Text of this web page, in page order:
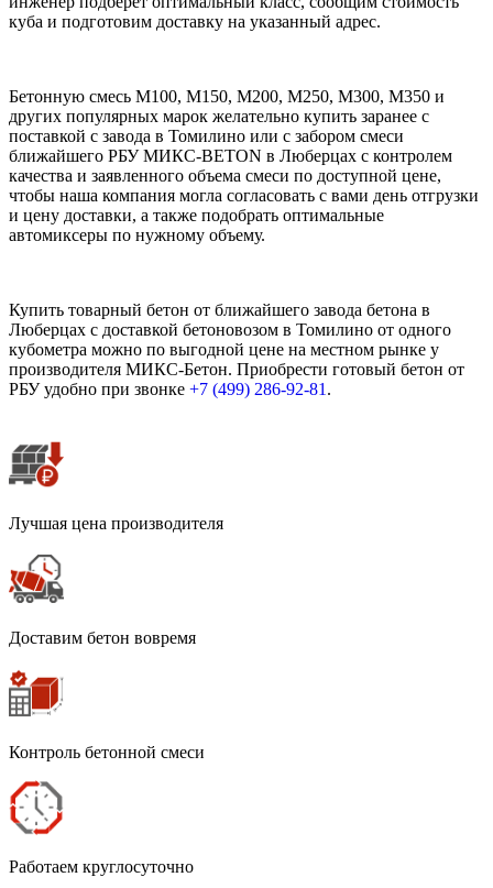
куба и подготовим доставку на указанный адрес.
Бетонную смесь М100, М150, М200, М250, М300, М350 и
других популярных марок желательно купить заранее с
поставкой с завода в Томилино или с забором смеси
ближайшего РБУ МИКС-BETON в Люберцах с контролем
качества и заявленного объема смеси по доступной цене,
чтобы наша компания могла согласовать с вами день отгрузки
и цену доставки, а также подобрать оптимальные
автомиксеры по нужному объему.
Купить товарный бетон от ближайшего завода бетона в
Люберцах с доставкой бетоновозом в Томилино от одного
кубометра можно по выгодной цене на местном рынке у
производителя МИКС-Бетон. Приобрести готовый бетон от
РБУ удобно при звонке +7 (499) 286-92-81 .
Лучшая цена производителя
Доставим бетон вовремя
Контроль бетонной смеси
Работаем круглосуточно